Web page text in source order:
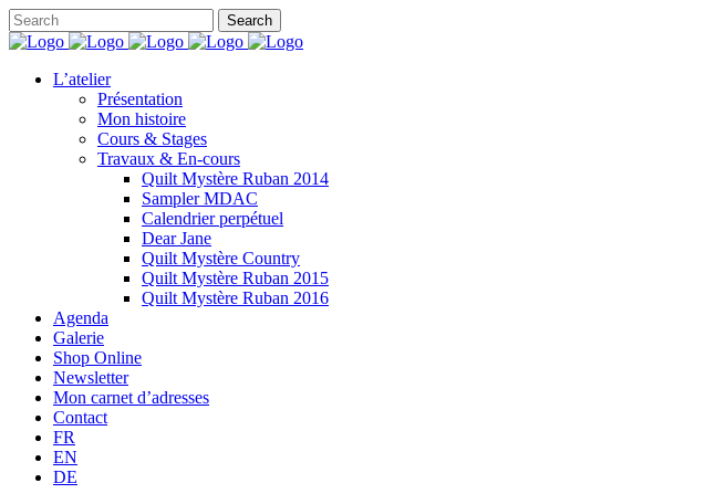
L’atelier
Présentation
Mon histoire
Cours & Stages
Travaux & En-cours
Quilt Mystère Ruban 2014
Sampler MDAC
Calendrier perpétuel
Dear Jane
Quilt Mystère Country
Quilt Mystère Ruban 2015
Quilt Mystère Ruban 2016
Agenda
Galerie
Shop Online
Newsletter
Mon carnet d’adresses
Contact
FR
EN
DE